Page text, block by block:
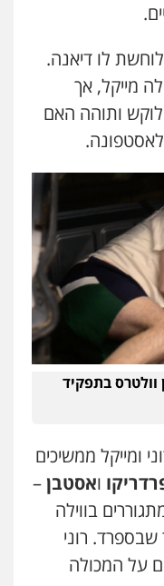
לו דיאנה.
מייקל, אך
ותוהה האם
לאסטפונה.
בתפקיד
ומייקל ממשיכים
ואסטבן–
בווילה
רוני
על המכולה